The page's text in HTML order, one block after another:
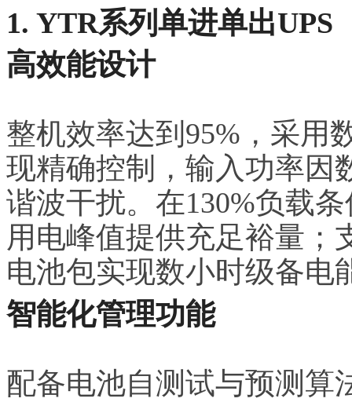
1. YTR系列单进单出UPS
高效能设计
整机效率达到95%，采用
现精确控制，输入功率因
谐波干扰。在130%负载
用电峰值提供充足裕量；
电池包实现数小时级备电
智能化管理功能
配备电池自测试与预测算